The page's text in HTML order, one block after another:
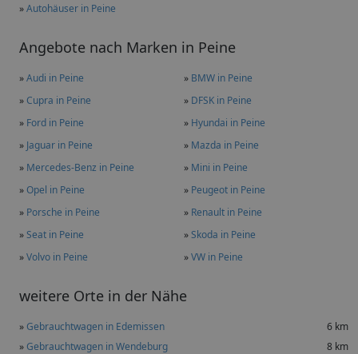
»Autohäuser in Peine
Angebote nach Marken in Peine
»Audi in Peine » BMW in Peine
»Cupra in Peine » DFSK in Peine
» Ford in Peine » Hyundai in Peine
» Jaguar in Peine » Mazda in Peine
» Mercedes-Benz in Peine » Mini in Peine
»Opel in Peine » Peugeot in Peine
» Porsche in Peine » Renault in Peine
»Seat in Peine »Skoda in Peine
»Volvo in Peine »VW in Peine
weitere Orte in der Nähe
»Gebrauchtwagen in Edemissen
6 km
»Gebrauchtwagen in Wendeburg
8 km